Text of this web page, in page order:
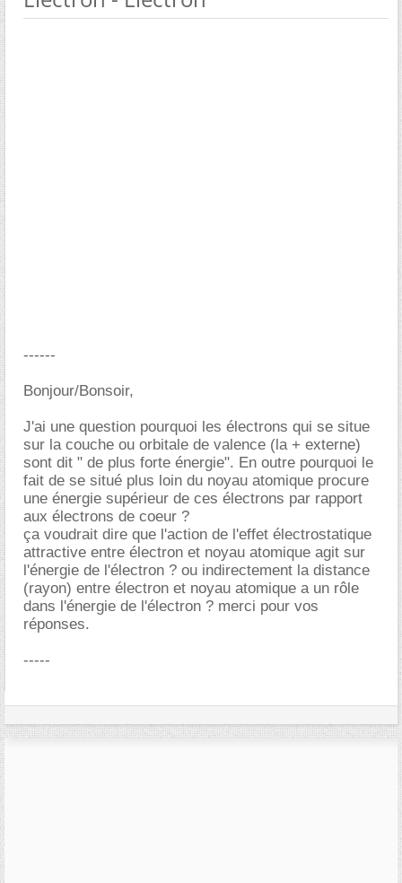
------
Bonjour/Bonsoir,
J'ai une question pourquoi les électrons qui se situe
sur la couche ou orbitale de valence (la + externe)
sont dit " de plus forte énergie". En outre pourquoi le
fait de se situé plus loin du noyau atomique procure
une énergie supérieur de ces électrons par rapport
aux électrons de coeur ?
ça voudrait dire que l'action de l'effet électrostatique
attractive entre électron et noyau atomique agit sur
l'énergie de l'électron ? ou indirectement la distance
(rayon) entre électron et noyau atomique a un rôle
dans l'énergie de l'électron ? merci pour vos
réponses.
-----